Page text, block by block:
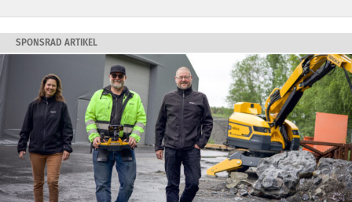
SPONSRAD ARTIKEL